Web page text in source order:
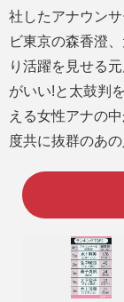
社したアナウン
ビ東京の森香澄
り活躍を見せる
がいい!と太鼓判
える女性アナの
度共に抜群のあの